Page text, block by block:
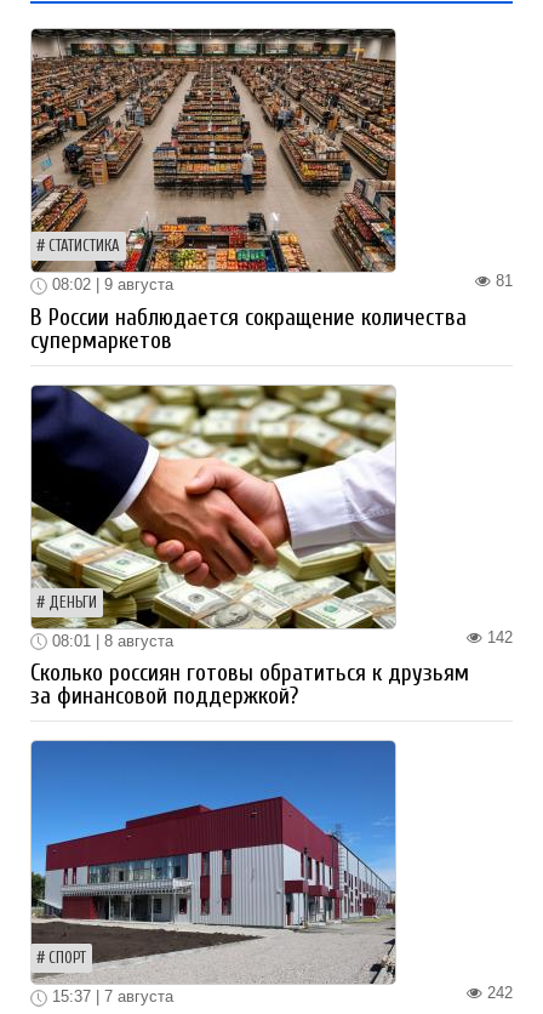
СТАТИСТИКА
81
08:02 | 9 августа
В России наблюдается сокращение количества
супермаркетов
ДЕНЬГИ
142
08:01 | 8 августа
Сколько россиян готовы обратиться к друзьям
за финансовой поддержкой?
СПОРТ
242
15:37 | 7 августа